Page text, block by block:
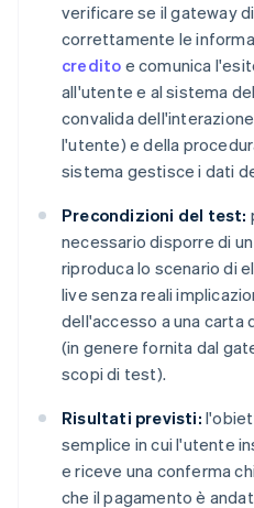
verificare se il gateway
correttamente le
credito e comunica
all'utente e al sistema
convalida
l'utente) e della
sistema gestisce i dati
Precondizioni del test:
necessario disporre di
riproduca lo scenario di
live senza reali
dell'accesso a una carta
(in genere fornita dal
scopi di test).
Risultati previsti:
semplice in cui l'utente
e riceve una conferma
che il pagamento è